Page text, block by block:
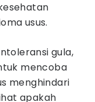
usus.
gula,
mencoba
menghindari
apakah